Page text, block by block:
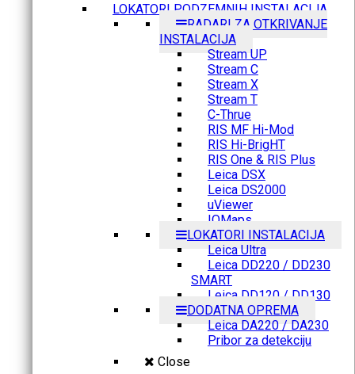
LOKATORI PODZEMNIH INSTALACIJA
RADARI ZA OTKRIVANJE
INSTALACIJA
Stream UP
Stream C
Stream X
Stream T
C-Thrue
RIS MF Hi-Mod
RIS Hi-BrigHT
RIS One & RIS Plus
Leica DSX
Leica DS2000
uViewer
IQMaps
LOKATORI INSTALACIJA
Leica Ultra
Leica DD220 / DD230
SMART
Leica DD120 / DD130
DODATNA OPREMA
Leica DA220 / DA230
Pribor za detekciju
Close